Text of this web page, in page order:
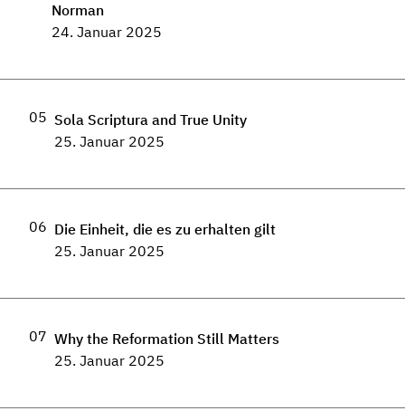
Norman
24. Januar 2025
05 Sola Scriptura and True Unity
25. Januar 2025
06 Die Einheit, die es zu erhalten gilt
25. Januar 2025
07 Why the Reformation Still Matters
25. Januar 2025